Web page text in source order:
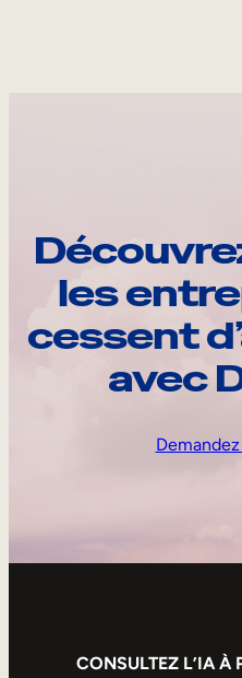
les
cessent
avec
CONSULTEZ L’IA À